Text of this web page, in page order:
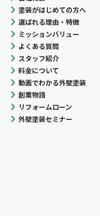
塗装がはじめての方へ
選ばれる理由・特徴
ミッションバリュー
よくある質問
スタッフ紹介
料金について
動画でわかる外壁塗装
創業物語
リフォームローン
外壁塗装セミナー